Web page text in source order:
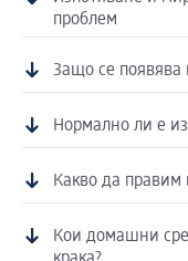
проблем
Защо се появява
Нормално ли е
Какво да правим
Кои домашни